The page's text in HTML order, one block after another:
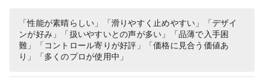
「性能が素晴らしい」「滑りやすく止めやすい」「デザイ
ンが好み」「扱いやすいとの声が多い」「品薄で入手困
難」「コントロール寄りが好評」「価格に見合う価値あ
り」「多くのプロが使用中」